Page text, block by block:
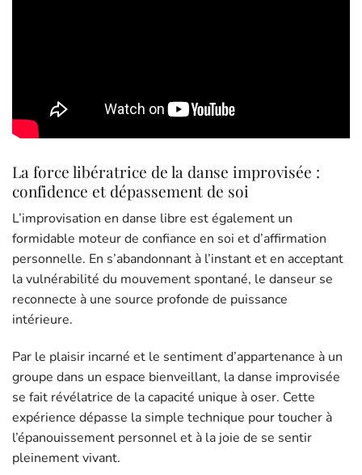
La force libératrice de la danse improvisée :
confidence et dépassement de soi
L’improvisation en danse libre est également un
formidable moteur de confiance en soi et d’affirmation
personnelle. En s’abandonnant à l’instant et en acceptant
la vulnérabilité du mouvement spontané, le danseur se
reconnecte à une source profonde de puissance
intérieure.
Par le plaisir incarné et le sentiment d’appartenance à un
groupe dans un espace bienveillant, la danse improvisée
se fait révélatrice de la capacité unique à oser. Cette
expérience dépasse la simple technique pour toucher à
l’épanouissement personnel et à la joie de se sentir
pleinement vivant.